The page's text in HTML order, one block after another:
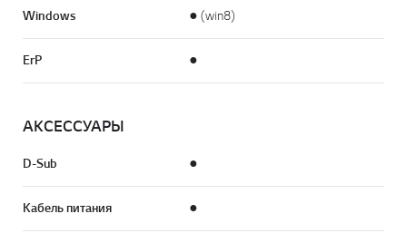
Windows ● (win8)
ErP ●
АКСЕСCУАРЫ
D-Sub ●
Кабель питания ●